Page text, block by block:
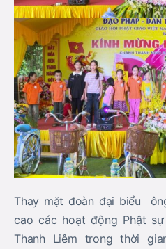
Thay mặt đoàn đại biểu
cao các hoạt động Phật sự
Thanh Liêm trong thời